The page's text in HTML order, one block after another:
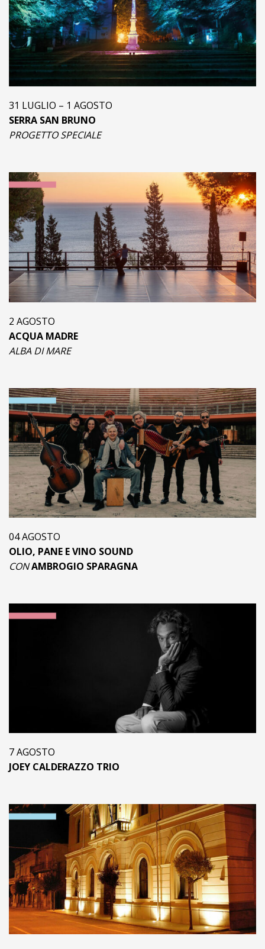
31 LUGLIO – 1 AGOSTO
SERRA SAN BRUNO
PROGETTO SPECIALE
2 AGOSTO
ACQUA MADRE
ALBA DI MARE
04 AGOSTO
OLIO, PANE E VINO SOUND
CONAMBROGIO SPARAGNA
7 AGOSTO
JOEY CALDERAZZO TRIO